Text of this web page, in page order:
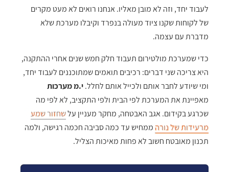
לעבוד יחד, וזה לא מובן מאליו. אנחנו רואים לא מעט מקרים
של לקוחות שקנו ציוד מעולה בנפרד וקיבלו מערכת שלא
מדברת עם עצמה.
כדי שמערכת מולטירום תעבוד חלק חמש שנים אחרי ההתקנה,
היא צריכה שני דברים: רכיבים תואמים שמתוכננים לעבוד יחד,
ומי שיודע לחבר אותם ולכייל אותם לחלל.י.מ מערכות
מאפיינת את המערכת לפי הבית ולפי התקציב, לא לפי מה
שכרגע בקידום. אגב האבטחה, מחקר מעניין עלשחזור שמע
מרעידות של נורה ממחיש עד כמה סביבה חכמה רגישה, ולמה
תכנון מאובטח חשוב לא פחות מאיכות הצליל.